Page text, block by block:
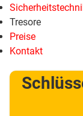
Tresore
Preise
Kontakt